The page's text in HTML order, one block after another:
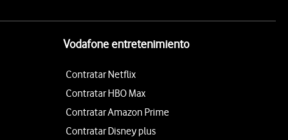
Vodafone entretenimiento
Contratar Netflix
Contratar HBO Max
Contratar Amazon Prime
Contratar Disney plus